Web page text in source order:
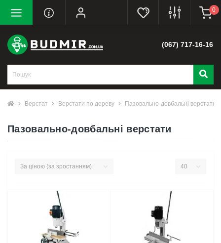
0
(067) 717-16-16
Верстат Верстати по дереву Пазовально-довбальні верстати
Пазовально-довбальні верстати